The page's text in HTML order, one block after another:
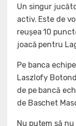
Un singur
activ. Este de
reușea 10
joacă pentru
Pe banca
Laszlofy
de pe bancă
de Baschet
Nu putem să